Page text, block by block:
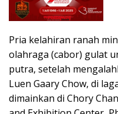
Pria kelahiran ranah
olahraga (cabor) gulat
putra, setelah
Luen Gaary Chow, di
dimainkan di Chory